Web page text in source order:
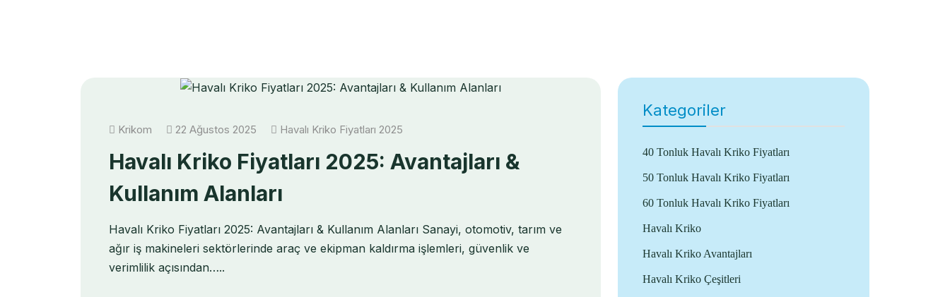
Krikom 22 Ağustos 2025 Havalı Kriko Fiyatları 2025
Havalı Kriko Fiyatları 2025: Avantajları &
Kullanım Alanları
Havalı Kriko Fiyatları 2025: Avantajları & Kullanım Alanları Sanayi, otomotiv, tarım ve
ağır iş makineleri sektörlerinde araç ve ekipman kaldırma işlemleri, güvenlik ve
verimlilik açısından…..
Kategoriler
40 Tonluk Havalı Kriko Fiyatları
50 Tonluk Havalı Kriko Fiyatları
60 Tonluk Havalı Kriko Fiyatları
Havalı Kriko
Havalı Kriko Avantajları
Havalı Kriko Çeşitleri